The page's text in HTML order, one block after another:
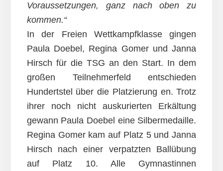
Voraussetzungen, ganz nach oben zu
kommen.“
In der Freien Wettkampfklasse gingen
Paula Doebel, Regina Gomer und Janna
Hirsch für die TSG an den Start. In dem
großen Teilnehmerfeld entschieden
Hundertstel über die Platzierung en. Trotz
ihrer noch nicht auskurierten Erkältung
gewann Paula Doebel eine Silbermedaille.
Regina Gomer kam auf Platz 5 und Janna
Hirsch nach einer verpatzten Ballübung
auf Platz 10. Alle Gymnastinnen